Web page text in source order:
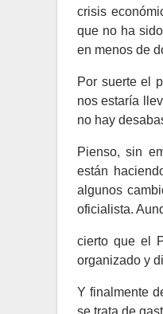
crisis
que no ha
en menos de
Por suerte el
nos estaría
no hay
Pienso, sin
están
algunos
oficialista.
cierto que el
organizado y
Y finalmente
se trata de